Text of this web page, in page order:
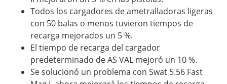
Todos los cargadores de ametralladoras ligeras
con 50 balas o menos tuvieron tiempos de
recarga mejorados un 5 %.
El tiempo de recarga del cargador
predeterminado de AS VAL mejoró un 10 %.
Se solucionó un problema con Swat 5.56 Fast